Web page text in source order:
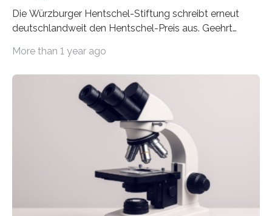
Die Würzburger Hentschel-Stiftung schreibt erneut
deutschlandweit den Hentschel-Preis aus. Geehrt
hochrangige wissenschaftliche Publikation zum Thema
Schlaganfall“ mit Sitz in Würzburg fördert die
Schlaganfallforschung, um die Behandlung der
Betroffenen zu verbessern. Dazu schreibt sie auch in
diesem Jahr wieder deutschlandweit den Hentschel-
Preis aus. Er richtet sich gezielt an jüngere
Forscherinnen und Forscher unter 40 Jahren. Geehrt
werden soll eine herausragende Doktorarbeit oder eine
hochrangige wissenschaftliche Publikation zum Thema
More than 1 year ago